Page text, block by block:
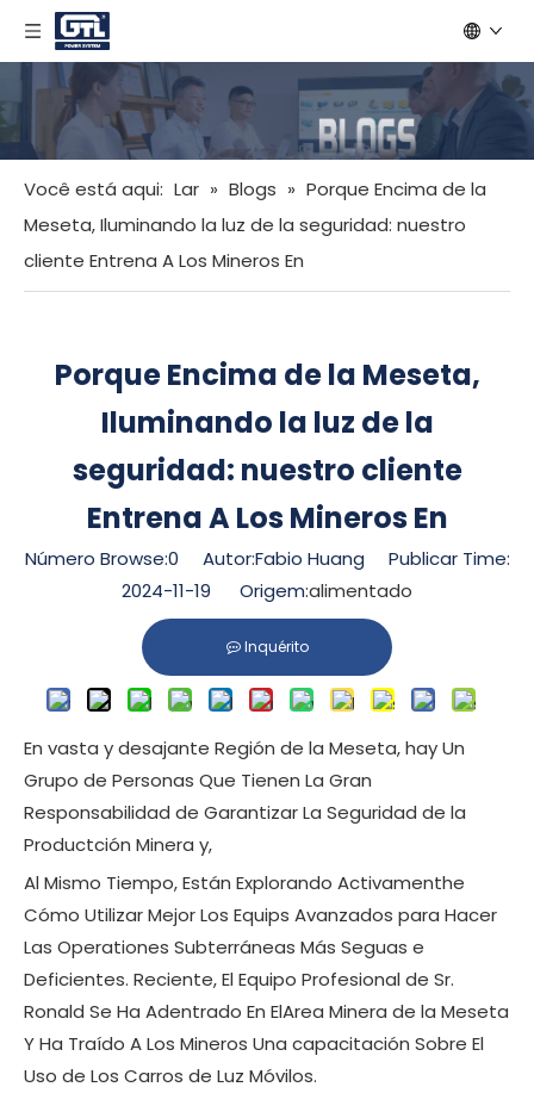
Você está aqui: Lar » Blogs » Porque Encima de la
Meseta, Iluminando la luz de la seguridad: nuestro
cliente Entrena A Los Mineros En
Porque Encima de la Meseta,
Iluminando la luz de la
seguridad: nuestro cliente
Entrena A Los Mineros En
Número Browse:0 Autor:Fabio Huang Publicar Time:
2024-11-19 Origem:alimentado
Inquérito
En vasta y desajante Región de la Meseta, hay Un
Grupo de Personas Que Tienen La Gran
Responsabilidad de Garantizar La Seguridad de la
Productción Minera y,
Al Mismo Tiempo, Están Explorando Activamenthe
Cómo Utilizar Mejor Los Equips Avanzados para Hacer
Las Operationes Subterráneas Más Seguas e
Deficientes. Reciente, El Equipo Profesional de Sr.
Ronald Se Ha Adentrado En ElArea Minera de la Meseta
Y Ha Traído A Los Mineros Una capacitación Sobre El
Uso de Los Carros de Luz Móvilos.